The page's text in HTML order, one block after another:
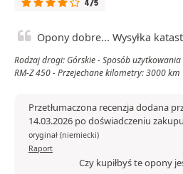
4/5
Opony dobre... Wysyłka
Rodzaj drogi: Górskie - Sposób
RM-Z 450 - Przejechane kilometry: 3000 km
Przetłumaczona recenzja dodana
14.03.2026 po doświadczeniu
oryginał (niemiecki)
Raport
Czy kupiłbyś te opony